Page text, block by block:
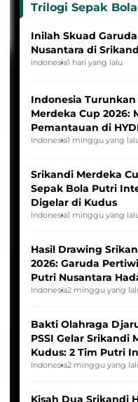
Trilogi Sepak
Inilah Skuad
Nusantara di
Indonesia1 hari yang lalu
Indonesia
Merdeka Cup 2026:
Pemantauan di
League
Indonesia1 minggu yang
Srikandi Merdeka
Sepak Bola Putri
Digelar di Kudus
Indonesia1 minggu yang
Hasil Drawing
2026: Garuda
Putri Nusantara
Indonesia2 minggu yang
Bakti Olahraga
PSSI Gelar Srikandi
Kudus: 2 Tim Putri
Tim Asia
Indonesia2 minggu yang
Kisah Dua Srikandi